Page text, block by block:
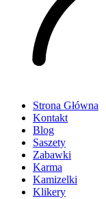
Strona Główna
Kontakt
Blog
Saszety
Zabawki
Karma
Kamizelki
Klikery